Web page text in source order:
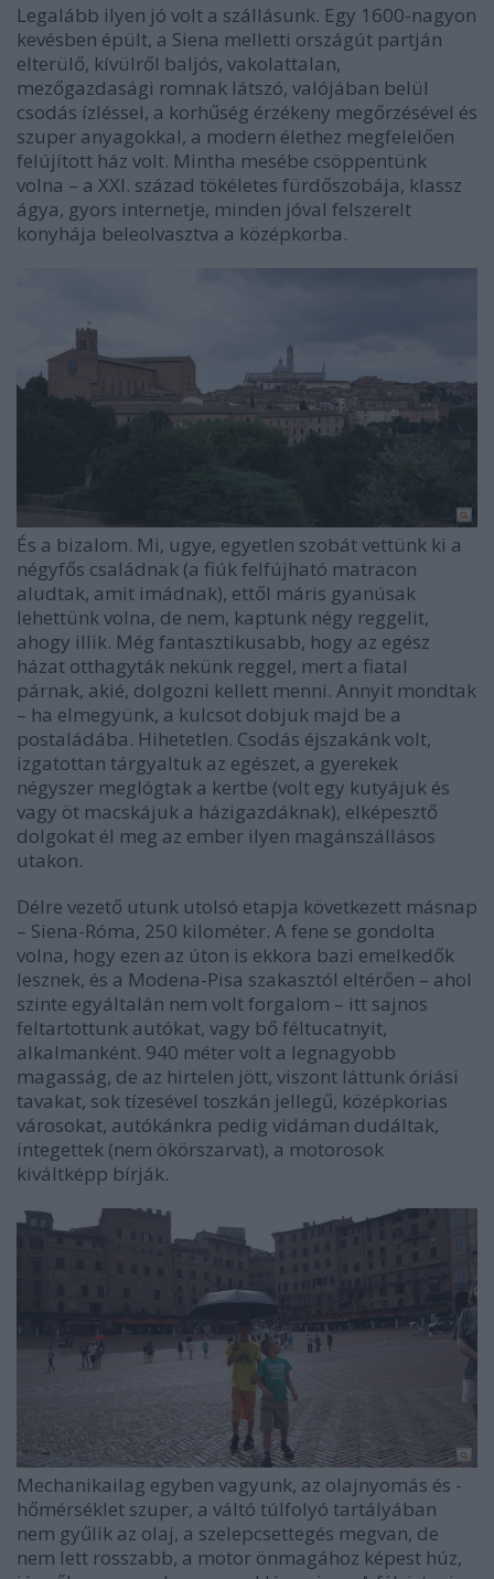
Legalább ilyen jó volt a szállásunk. Egy 1600-nagyon
kevésben épült, a Siena melletti országút partján
elterülő, kívülről baljós, vakolattalan,
mezőgazdasági romnak látszó, valójában belül
csodás ízléssel, a korhűség érzékeny megőrzésével és
szuper anyagokkal, a modern élethez megfelelően
felújított ház volt. Mintha mesébe csöppentünk
volna – a XXI. század tökéletes fürdőszobája, klassz
ágya, gyors internetje, minden jóval felszerelt
konyhája beleolvasztva a középkorba.
És a bizalom. Mi, ugye, egyetlen szobát vettünk ki a
négyfős családnak (a fiúk felfújható matracon
aludtak, amit imádnak), ettől máris gyanúsak
lehettünk volna, de nem, kaptunk négy reggelit,
ahogy illik. Még fantasztikusabb, hogy az egész
házat otthagyták nekünk reggel, mert a fiatal
párnak, akié, dolgozni kellett menni. Annyit mondtak
– ha elmegyünk, a kulcsot dobjuk majd be a
postaládába. Hihetetlen. Csodás éjszakánk volt,
izgatottan tárgyaltuk az egészet, a gyerekek
négyszer meglógtak a kertbe (volt egy kutyájuk és
vagy öt macskájuk a házigazdáknak), elképesztő
dolgokat él meg az ember ilyen magánszállásos
utakon.
Délre vezető utunk utolsó etapja következett másnap
– Siena-Róma, 250 kilométer. A fene se gondolta
volna, hogy ezen az úton is ekkora bazi emelkedők
lesznek, és a Modena-Pisa szakasztól eltérően – ahol
szinte egyáltalán nem volt forgalom – itt sajnos
feltartottunk autókat, vagy bő féltucatnyit,
alkalmanként. 940 méter volt a legnagyobb
magasság, de az hirtelen jött, viszont láttunk óriási
tavakat, sok tízesével toszkán jellegű, középkorias
városokat, autókánkra pedig vidáman dudáltak,
integettek (nem ökörszarvat), a motorosok
kiváltképp bírják.
Mechanikailag egyben vagyunk, az olajnyomás és -
hőmérséklet szuper, a váltó túlfolyó tartályában
nem gyűlik az olaj, a szelepcsettegés megvan, de
nem lett rosszabb, a motor önmagához képest húz,